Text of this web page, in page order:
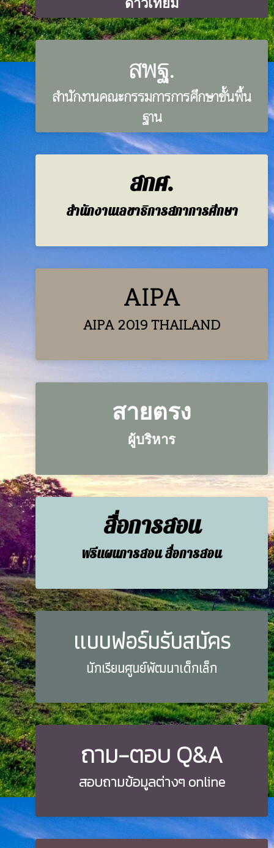
ดาวเทียม
สพฐ.
สำนักงานคณะกรรมการการศึกษาขั้นพื้น
ฐาน
สกศ.
สำนักงานเลขาธิการสภาการศึกษา
AIPA
AIPA 2019 THAILAND
สายตรง
ผู้บริหาร
สื่อการสอน
ฟรีแผนการสอน สื่อการสอน
แบบฟอร์มรับสมัคร
นักเรียนศูนย์พัฒนาเด็กเล็ก
ถาม-ตอบ Q&A
สอบถามข้อมูลต่างๆ online